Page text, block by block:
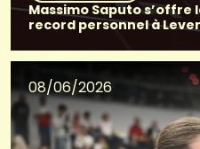
Massimo Saputo s’offre
record personnel à
08/06/2026